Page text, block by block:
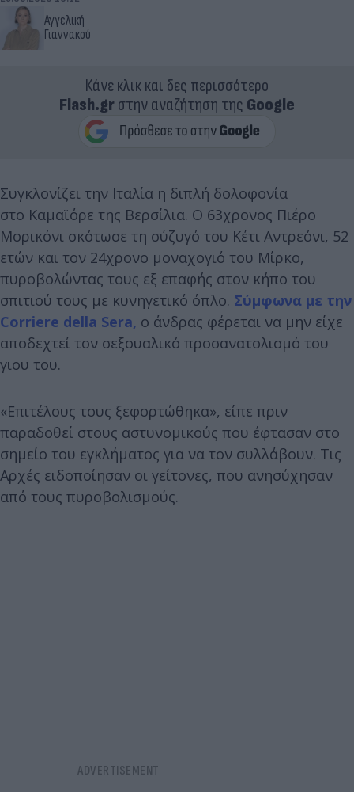
Αγγελική
Γιαννακού
Κάνε κλικ και δες περισσότερο
Flash.grστην αναζήτηση της Google
Συγκλονίζει την Ιταλία η διπλή δολοφονία
στο Καμαϊόρε της Βερσίλια. Ο 63χρονος Πιέρο
Μορικόνι σκότωσε τη σύζυγό του Κέτι Αντρεόνι, 52
ετών και τον 24χρονο μοναχογιό του Μίρκο,
πυροβολώντας τους εξ επαφής στον κήπο του
σπιτιού τους με κυνηγετικό όπλο. Σύμφωνα με την
Corriere della Sera, ο άνδρας φέρεται να μην είχε
αποδεχτεί τον σεξουαλικό προσανατολισμό του
γιου του.
«Επιτέλους τους ξεφορτώθηκα», είπε πριν
παραδοθεί στους αστυνομικούς που έφτασαν στο
σημείο του εγκλήματος για να τον συλλάβουν. Τις
Αρχές ειδοποίησαν οι γείτονες, που ανησύχησαν
από τους πυροβολισμούς.